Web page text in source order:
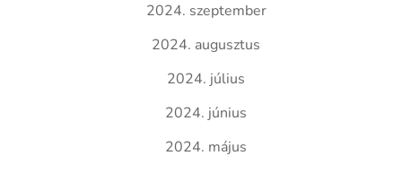
2024. szeptember
2024. augusztus
2024. július
2024. június
2024. május